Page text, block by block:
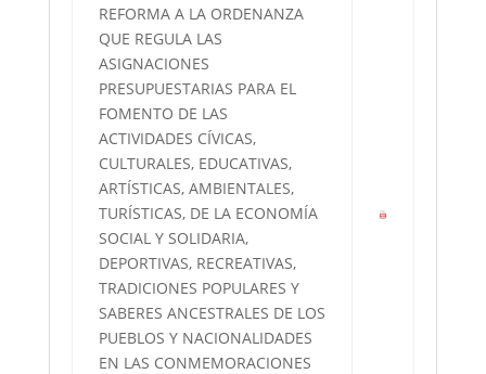
REFORMA A LA ORDENANZA
QUE REGULA LAS
ASIGNACIONES
PRESUPUESTARIAS PARA EL
FOMENTO DE LAS
ACTIVIDADES CÍVICAS,
CULTURALES, EDUCATIVAS,
ARTÍSTICAS, AMBIENTALES,
TURÍSTICAS, DE LA ECONOMÍA
SOCIAL Y SOLIDARIA,
DEPORTIVAS, RECREATIVAS,
TRADICIONES POPULARES Y
SABERES ANCESTRALES DE LOS
PUEBLOS Y NACIONALIDADES
EN LAS CONMEMORACIONES